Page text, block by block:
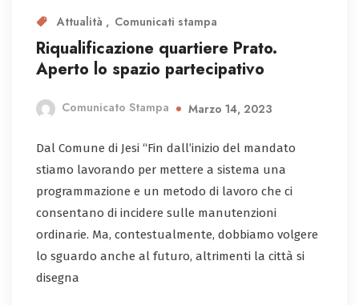
Attualità Comunicati stampa
Riqualificazione quartiere Prato.
Aperto lo spazio partecipativo
Comunicato Stampa Marzo 14, 2023
Dal Comune di Jesi “Fin dall’inizio del mandato
stiamo lavorando per mettere a sistema una
programmazione e un metodo di lavoro che ci
consentano di incidere sulle manutenzioni
ordinarie. Ma, contestualmente, dobbiamo volgere
lo sguardo anche al futuro, altrimenti la città si
disegna